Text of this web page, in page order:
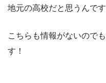
地元の高校だと思うんです
こちらも情報がないので
す！